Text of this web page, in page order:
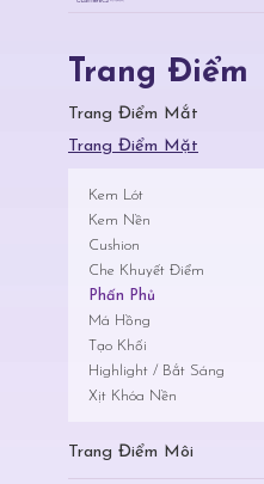
Trang Điểm
Trang Điểm Mắt
Trang Điểm Mặt
Kem Lót
Kem Nền
Cushion
Che Khuyết Điểm
Phấn Phủ
Má Hồng
Tạo Khối
Highlight / Bắt Sáng
Xịt Khóa Nền
Trang Điểm Môi